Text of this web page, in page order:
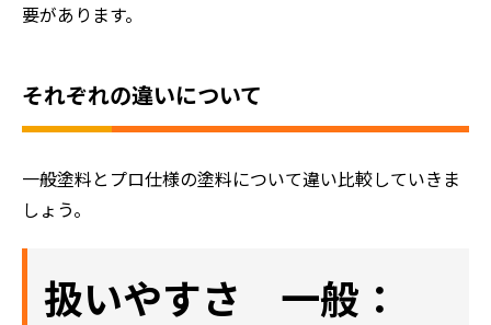
要があります。
それぞれの違いについて
一般塗料とプロ仕様の塗料について違い比較していきま
しょう。
扱いやすさ 一般：